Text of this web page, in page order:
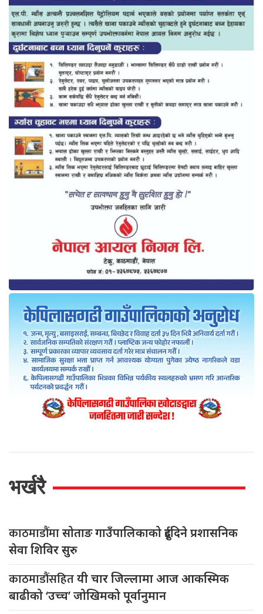
भर्खरै
काठमाडौंमासोताङ गाउँपालिकाको दुईदिने प्रशासनिक
सेवा शिविर सुरु
काठमाडौंसहितयी चार जिल्लामा आज आकस्मिक
बाढीको ‘उच्च’ जोखिमको पूर्वानुमान